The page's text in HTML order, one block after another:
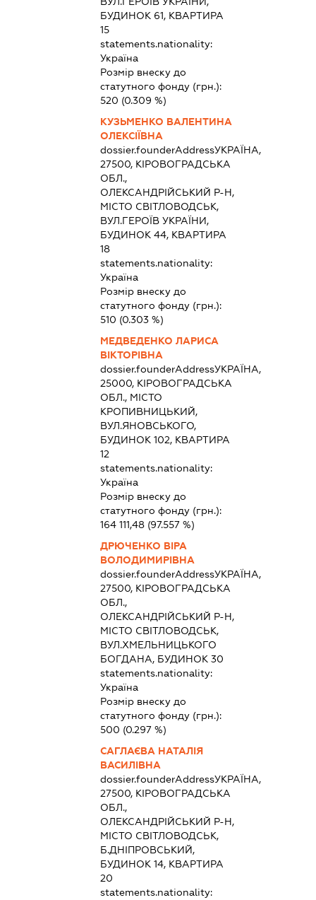
БУДИНОК 61, КВАРТИРА
15
statements.nationality:
Україна
Розмір внеску до
статутного фонду (грн.):
520 (0.309 %)
КУЗЬМЕНКО ВАЛЕНТИНА
ОЛЕКСІЇВНА
dossier.founderAddressУКРАЇНА,
27500, КІРОВОГРАДСЬКА
ОБЛ.,
ОЛЕКСАНДРІЙСЬКИЙ Р-Н,
МІСТО СВІТЛОВОДСЬК,
ВУЛ.ГЕРОЇВ УКРАЇНИ,
БУДИНОК 44, КВАРТИРА
18
statements.nationality:
Україна
Розмір внеску до
статутного фонду (грн.):
510 (0.303 %)
МЕДВЕДЕНКО ЛАРИСА
ВІКТОРІВНА
dossier.founderAddressУКРАЇНА,
25000, КІРОВОГРАДСЬКА
ОБЛ., МІСТО
КРОПИВНИЦЬКИЙ,
ВУЛ.ЯНОВСЬКОГО,
БУДИНОК 102, КВАРТИРА
12
statements.nationality:
Україна
Розмір внеску до
статутного фонду (грн.):
164 111,48 (97.557 %)
ДРЮЧЕНКО ВІРА
ВОЛОДИМИРІВНА
dossier.founderAddressУКРАЇНА,
27500, КІРОВОГРАДСЬКА
ОБЛ.,
ОЛЕКСАНДРІЙСЬКИЙ Р-Н,
МІСТО СВІТЛОВОДСЬК,
ВУЛ.ХМЕЛЬНИЦЬКОГО
БОГДАНА, БУДИНОК 30
statements.nationality:
Україна
Розмір внеску до
статутного фонду (грн.):
500 (0.297 %)
САГЛАЄВА НАТАЛІЯ
ВАСИЛІВНА
dossier.founderAddressУКРАЇНА,
27500, КІРОВОГРАДСЬКА
ОБЛ.,
ОЛЕКСАНДРІЙСЬКИЙ Р-Н,
МІСТО СВІТЛОВОДСЬК,
Б.ДНІПРОВСЬКИЙ,
БУДИНОК 14, КВАРТИРА
20
statements.nationality: